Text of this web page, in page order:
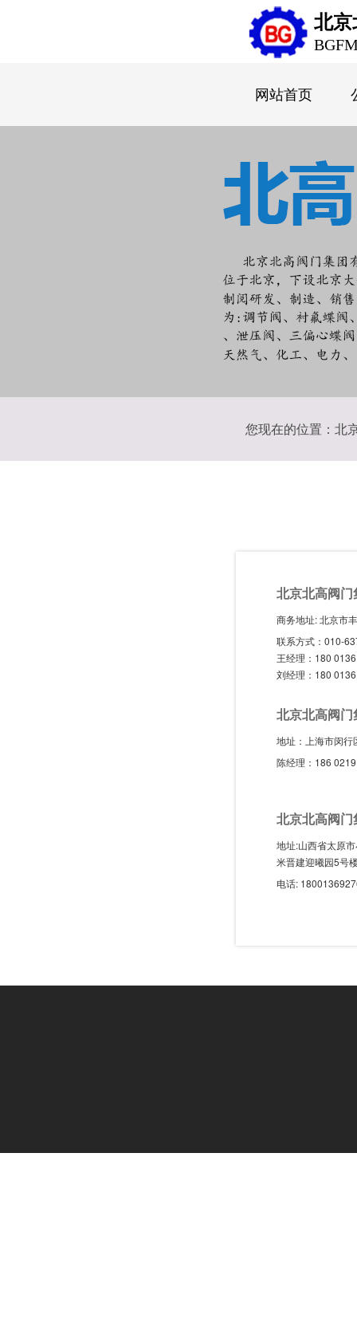
网站首页
北京
您现在的位置： 北
北京北高阀
商务地址: 北京市
联系方式：010-
王经理：180
刘经理：180
北京北高阀
地址：上海市闵
陈经理：186
北京北高阀
地址:山西省太原
米晋建迎曦园5号
电话: